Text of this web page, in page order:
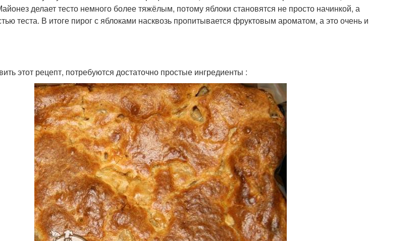
делает тесто немного более тяжёлым, потому яблоки становятся не просто начинкой, а
теста. В итоге пирог с яблоками насквозь пропитывается фруктовым ароматом, а это очень и
этот рецепт, потребуются достаточно простые ингредиенты :